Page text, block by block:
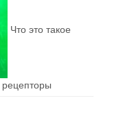
Что это такое
рецепторы